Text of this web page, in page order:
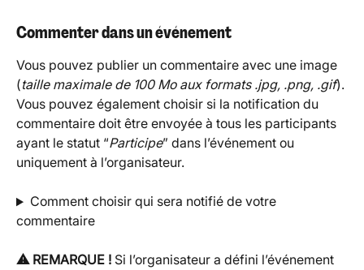
Commenter dans un événement
Vous pouvez publier un commentaire avec une image
(taille maximale de 100 Mo aux formats .jpg, .png, .gif).
Vous pouvez également choisir si la notification du
commentaire doit être envoyée à tous les participants
ayant le statut “Participe” dans l’événement ou
uniquement à l’organisateur.
Comment choisir qui sera notifié de votre
commentaire
⚠️ REMARQUE ! Si l’organisateur a défini l’événement